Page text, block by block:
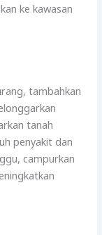
ke kawasan
tambahkan
tanah
penyakit dan
campurkan